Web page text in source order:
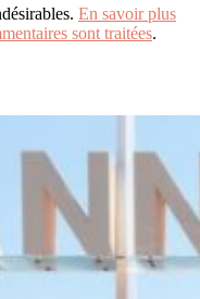
En savoir plus
sont traitées.